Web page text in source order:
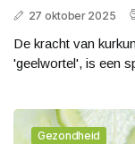
27 oktober 2025
De kracht van
'geelwortel', is een
Gezondheid